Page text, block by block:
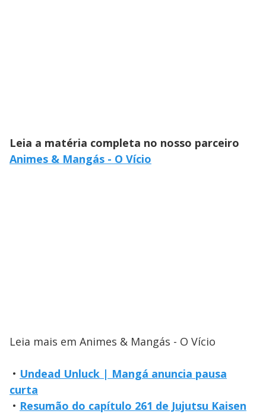
Leia a matéria completa no nosso parceiro
Animes & Mangás - O Vício
Leia mais em Animes & Mangás - O Vício
• Undead Unluck | Mangá anuncia pausa
curta
• Resumão do capítulo 261 de Jujutsu Kaisen